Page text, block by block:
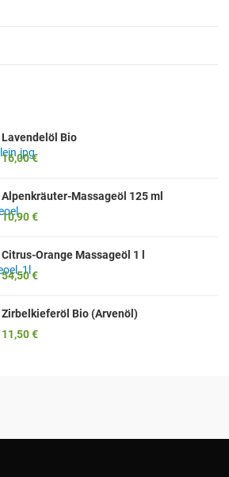
Lavendelöl Bio
16,00 €
Alpenkräuter-Massageöl 125 ml
10,90 €
Citrus-Orange Massageöl 1 l
54,50 €
Zirbelkieferöl Bio (Arvenöl)
11,50 €